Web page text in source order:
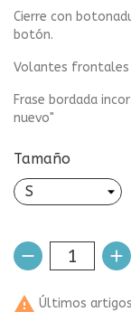
Cierre con
botón.
Volantes
Frase bordada
nuevo"
Tamaño
 Últimos artigos